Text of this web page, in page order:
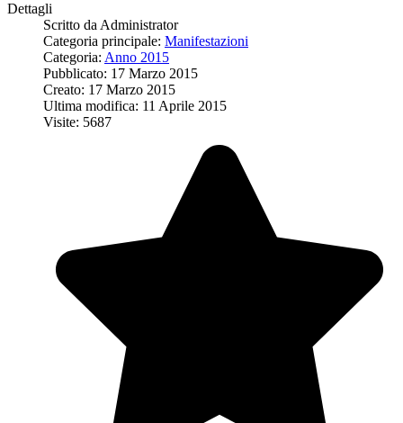
Dettagli
Scritto da Administrator
Categoria principale: Manifestazioni
Categoria: Anno 2015
Pubblicato: 17 Marzo 2015
Creato: 17 Marzo 2015
Ultima modifica: 11 Aprile 2015
Visite: 5687